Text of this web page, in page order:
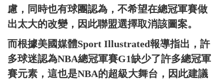
慮，同時也有球團認為，不希望在總冠軍賽做
出太大的改變，因此聯盟選擇取消該圖案。
而根據美國媒體Sport Illustrated報導指出，許
多球迷認為NBA總冠軍賽G1缺少了許多總冠軍
賽元素，這也是NBA的超級大舞台，因此建議